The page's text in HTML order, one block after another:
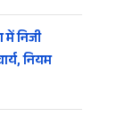
निजी
नियम